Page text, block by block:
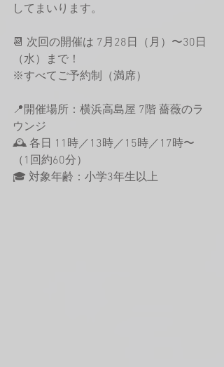
してまいります。
📆 次回の開催は 7月28日（月）〜30日
（水）まで！
※すべてご予約制（満席）
📍開催場所：横浜高島屋 7階 薔薇のラ
ウンジ
🕰 各日 11時／13時／15時／17時〜
（1回約60分）
🎓 対象年齢：小学3年生以上